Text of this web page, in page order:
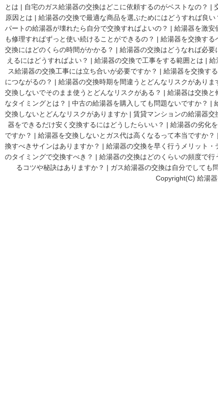
とは | 自宅のガス給湯器の交換はどこに依頼するのがベストなの？ |
原因とは | 給湯器の交換で最適な商品を選ぶためにはどうすれば良い
パートの給湯器が壊れたら自分で交換すればよいの？ | 給湯器を激安
も修理すればずっと使い続けることができるの？ | 給湯器を交換する
交換にはどのくらの時間がかかる？ | 給湯器の交換はどうなれば必要
えるにはどうすればよい？ | 給湯器の交換で工事をする範囲とは | 給
ス給湯器の交換工事には立ち合いが必要ですか？ | 給湯器を交換す
につながるの？ | 給湯器の交換時期を間違うとどんなリスクがありま
交換しないでそのまま使うとどんなリスクがある？ | 給湯器は交換と
なタイミングとは？ | 中古の給湯器を購入しても問題ないですか？ |
交換しないとどんなリスクがありますか | 賃貸マンションの給湯器
器をできるだけ安く交換するにはどうしたらいい？ | 給湯器の劣化
ですか？ | 給湯器を交換しないとガス代は高くなるって本当ですか？
換すべきサインはありますか？ | 給湯器の交換を早く行うメリット・
のタイミングで交換すべき？ | 給湯器の交換はどのくらいの頻度で行
るコツや秘訣はありますか？ | ガス給湯器の交換は自分でしても
Copyright(C) 給湯